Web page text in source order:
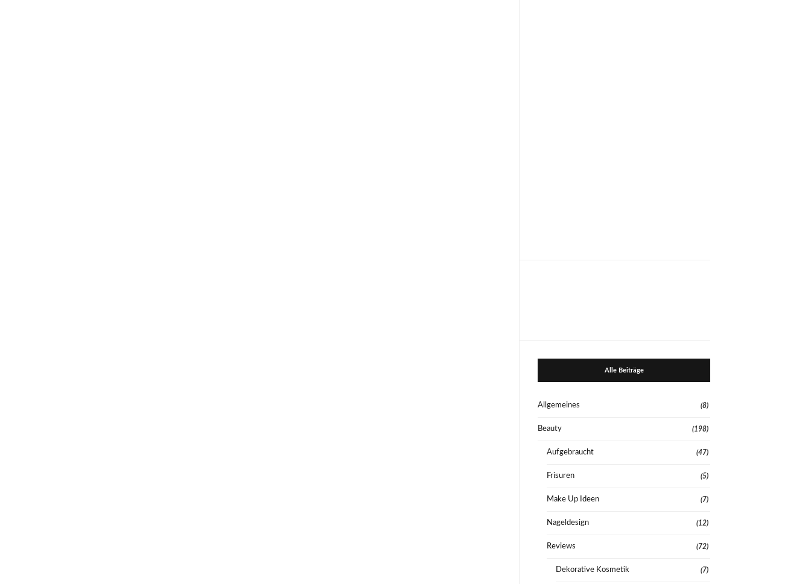
Alle Beiträge
Allgemeines (8)
Beauty (198)
Aufgebraucht (47)
Frisuren (5)
Make Up Ideen (7)
Nageldesign (12)
Reviews (72)
Dekorative Kosmetik (7)